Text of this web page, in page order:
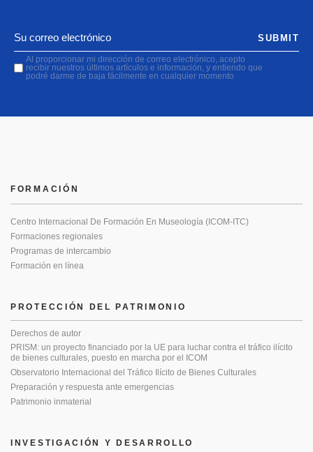
Al proporcionar mi dirección de correo electrónico, acepto
recibir nuestros últimos artículos e información, y entiendo que
podré darme de baja fácilmente en cualquier momento
SUBMIT
PROTECCIÓN DEL PATRIMONIO
Derechos de autor
PRISM: un proyecto financiado por la UE para luchar contra el tráfico ilícito
de bienes culturales, puesto en marcha por el ICOM
Observatorio Internacional del Tráfico Ilícito de Bienes Culturales
Preparación y respuesta ante emergencias
Patrimonio inmaterial
FORMACIÓN
Centro Internacional De Formación En Museología (ICOM-ITC)
Formaciones regionales
Programas de intercambio
Formación en línea
INVESTIGACIÓN Y DESARROLLO